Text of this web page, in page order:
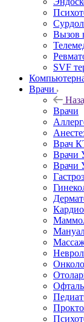
Вызов
SVF
Врачи
Врачи
Врач
Врачи
Врачи